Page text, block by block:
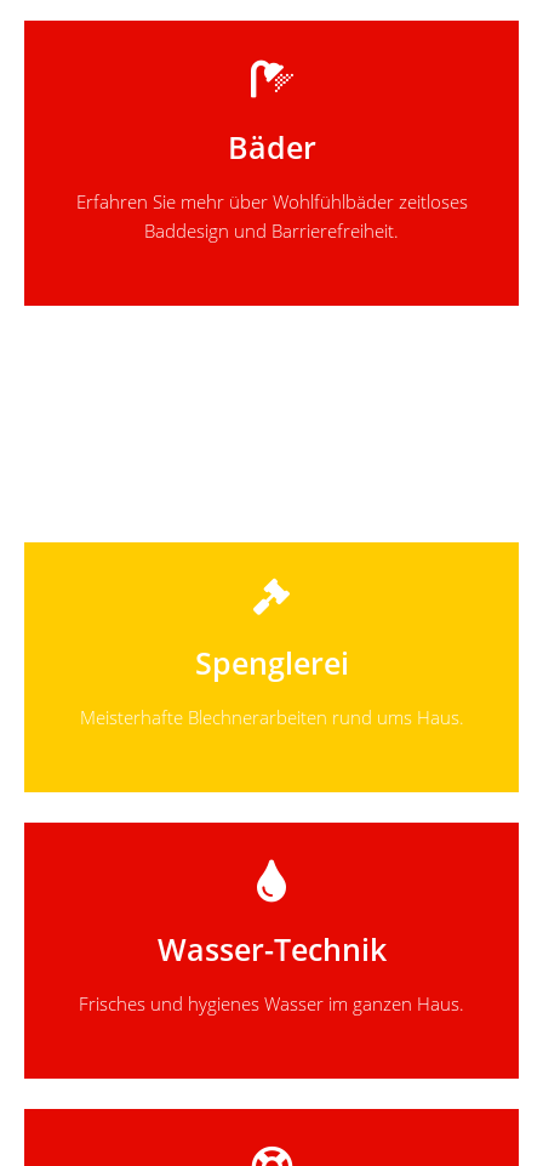
Bäder
Erfahren Sie mehr über Wohlfühlbäder zeitloses
Baddesign und Barrierefreiheit.
Spenglerei
Meisterhafte Blechnerarbeiten rund ums Haus.
Wasser-Technik
Frisches und hygienes Wasser im ganzen Haus.